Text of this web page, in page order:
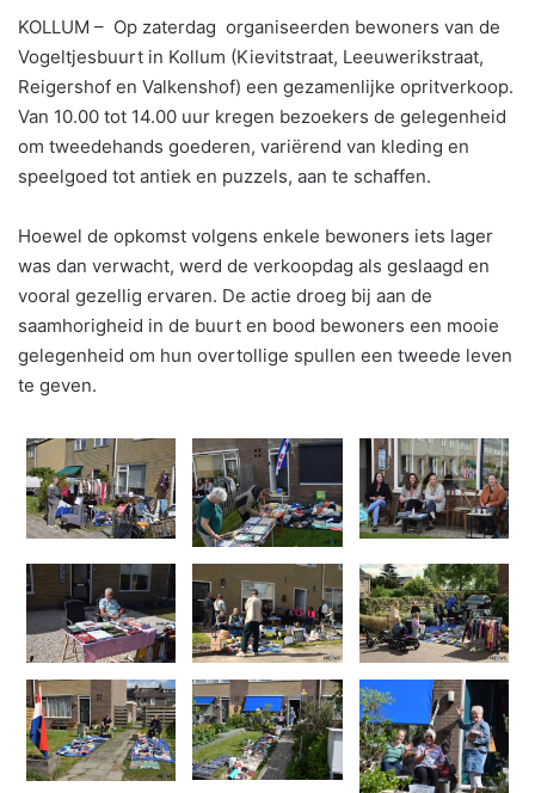
KOLLUM – Op zaterdag organiseerden bewoners van de
Vogeltjesbuurt in Kollum (Kievitstraat, Leeuwerikstraat,
Reigershof en Valkenshof) een gezamenlijke opritverkoop.
Van 10.00 tot 14.00 uur kregen bezoekers de gelegenheid
om tweedehands goederen, variërend van kleding en
speelgoed tot antiek en puzzels, aan te schaffen.
Hoewel de opkomst volgens enkele bewoners iets lager
was dan verwacht, werd de verkoopdag als geslaagd en
vooral gezellig ervaren. De actie droeg bij aan de
saamhorigheid in de buurt en bood bewoners een mooie
gelegenheid om hun overtollige spullen een tweede leven
te geven.